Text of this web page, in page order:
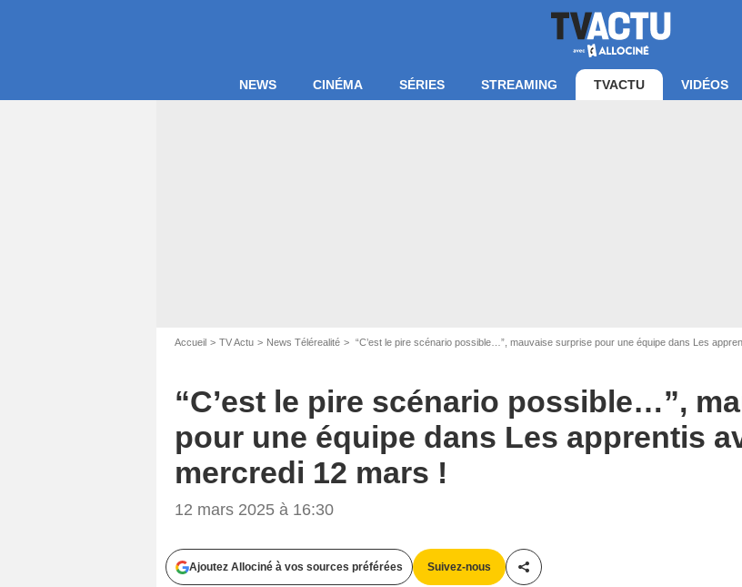
NEWS CINÉMA SÉRIES STREAMING TVACTU VIDÉOS
Accueil TV Actu News Télérealité “C’est le pire scénario possible…”, mauvaise surprise pour une équipe dans Les
“C’est le pire scénario possible…”,
pour une équipe dans Les apprentis
mercredi 12 mars !
12 mars 2025 à 16:30
Ajoutez Allociné à vos sources préférées Suivez-nous
Partager cet article